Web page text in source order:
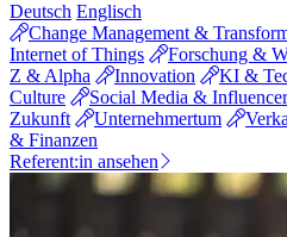
Deutsch Englisch
Change Management &
Internet of Things
Forschung &
Z & Alpha
Innovation KI &
Culture
Social Media &
Zukunft
Unternehmertum
& Finanzen
Referent:in ansehen